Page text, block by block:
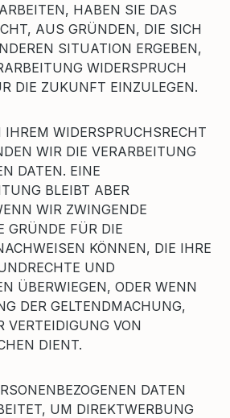
HABEN SIE DAS
AUS GRÜNDEN, DIE SICH
SITUATION ERGEBEN,
WIDERSPRUCH
DIE ZUKUNFT EINZULEGEN.
WIDERSPRUCHSRECHT
WIR DIE VERARBEITUNG
DATEN. EINE
BLEIBT ABER
WIR ZWINGENDE
GRÜNDE FÜR DIE
KÖNNEN, DIE IHRE
UND
ÜBERWIEGEN, ODER WENN
DER GELTENDMACHUNG,
VERTEIDIGUNG VON
DIENT.
DATEN
UM DIREKTWERBUNG